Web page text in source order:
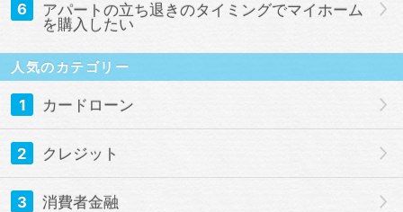
6
アパートの立ち退きのタイミングでマイホーム
を購入したい
人気のカテゴリー
1 カードローン
2 クレジット
3 消費者金融